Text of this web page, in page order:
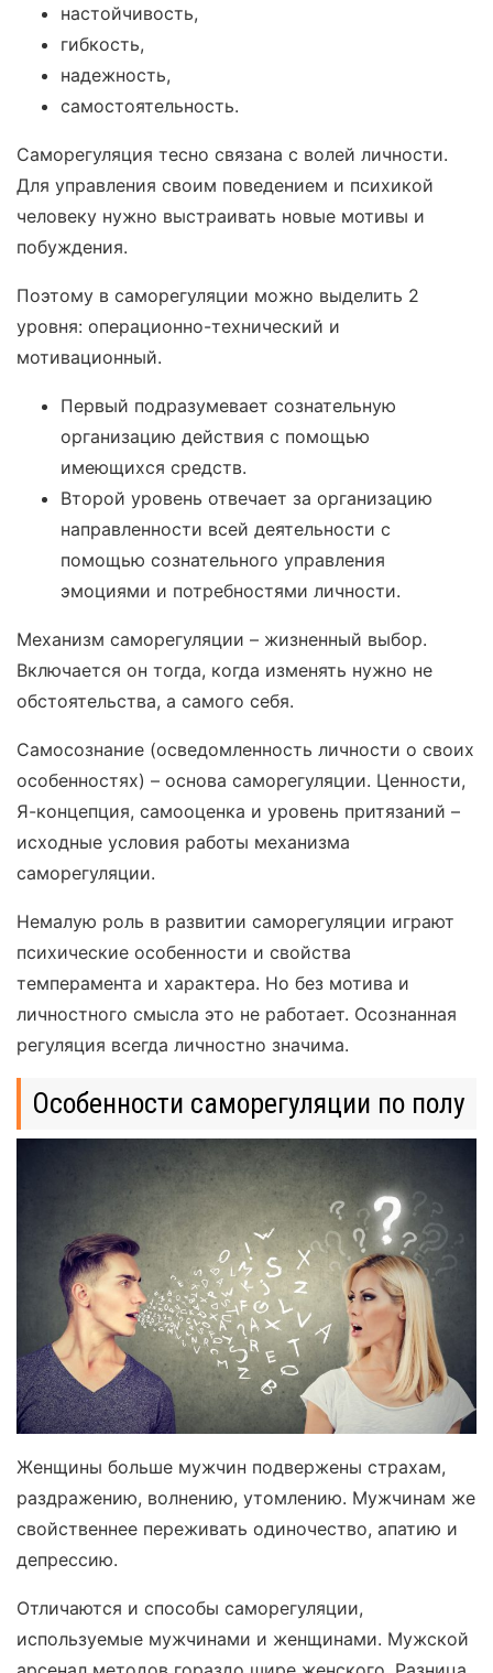
настойчивость,
гибкость,
надежность,
самостоятельность.
Саморегуляция тесно связана с волей личности.
Для управления своим поведением и психикой
человеку нужно выстраивать новые мотивы и
побуждения.
Поэтому в саморегуляции можно выделить 2
уровня: операционно-технический и
мотивационный.
Первый подразумевает сознательную
организацию действия с помощью
имеющихся средств.
Второй уровень отвечает за организацию
направленности всей деятельности с
помощью сознательного управления
эмоциями и потребностями личности.
Механизм саморегуляции – жизненный выбор.
Включается он тогда, когда изменять нужно не
обстоятельства, а самого себя.
Самосознание (осведомленность личности о своих
особенностях) – основа саморегуляции. Ценности,
Я-концепция, самооценка и уровень притязаний –
исходные условия работы механизма
саморегуляции.
Немалую роль в развитии саморегуляции играют
психические особенности и свойства
темперамента и характера. Но без мотива и
личностного смысла это не работает. Осознанная
регуляция всегда личностно значима.
Особенности саморегуляции по полу
Женщины больше мужчин подвержены страхам,
раздражению, волнению, утомлению. Мужчинам же
свойственнее переживать одиночество, апатию и
депрессию.
Отличаются и способы саморегуляции,
используемые мужчинами и женщинами. Мужской